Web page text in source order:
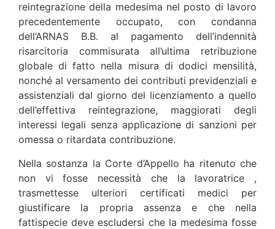
reintegrazione della medesima nel posto di lavoro
precedentemente occupato, con condanna
dell’ARNAS B.B. al pagamento dell’indennità
risarcitoria commisurata all’ultima retribuzione
globale di fatto nella misura di dodici mensilità,
nonché al versamento dei contributi previdenziali e
assistenziali dal giorno del licenziamento a quello
dell’effettiva reintegrazione, maggiorati degli
interessi legali senza applicazione di sanzioni per
omessa o ritardata contribuzione.
Nella sostanza la Corte d’Appello ha ritenuto che
non vi fosse necessità che la lavoratrice ,
trasmettesse ulteriori certificati medici per
giustificare la propria assenza e che nella
fattispecie deve escludersi che la medesima fosse